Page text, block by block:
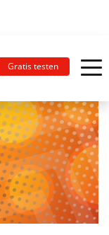
Gratis testen